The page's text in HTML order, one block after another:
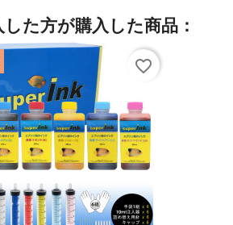
た方が購入した商品：
favorite_border